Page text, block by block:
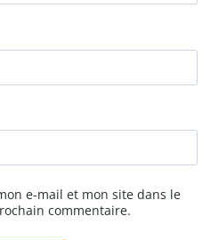
e-mail et mon site dans le
commentaire.